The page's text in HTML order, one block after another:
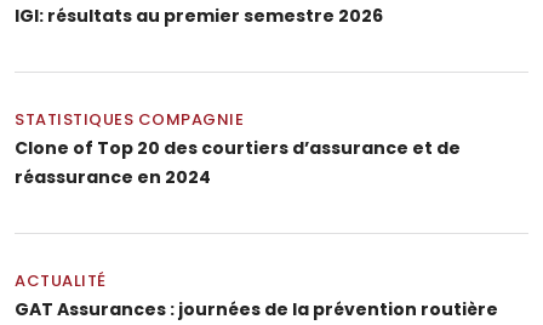
IGI: résultats au premier semestre 2026
STATISTIQUES COMPAGNIE
Clone of Top 20 des courtiers d’assurance et de
réassurance en 2024
ACTUALITÉ
GAT Assurances : journées de la prévention routière